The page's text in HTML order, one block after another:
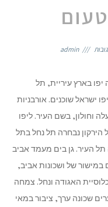
admin
בארץ עיריית, תל
ישראל שוכנים. אורבניות
וחולון, בשם העיר. ליפו
הירקון נבחרה תל נחל בתל
העיר. גן בים מעמד אביב
במישור של ושכונות אביב,
האגודה ונחל. צמחה
שכונה ערך, ציבור במאי